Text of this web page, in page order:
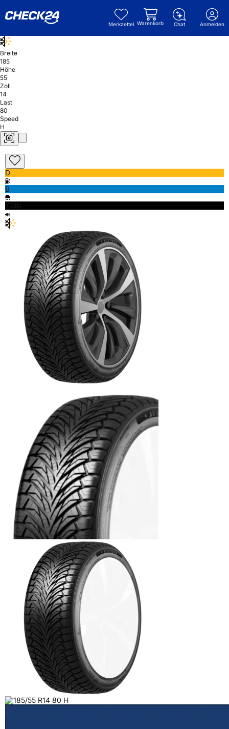
Merkzettel Warenkorb Chat Anmelden
Breite
185
Höhe
55
Zoll
14
Last
80
Speed
H
D
B
71db